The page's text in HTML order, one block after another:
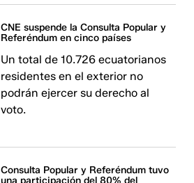
CNE suspende la Consulta Popular y
Referéndum en cinco países
Un total de 10.726 ecuatorianos
residentes en el exterior no
podrán ejercer su derecho al
voto.
Consulta Popular y Referéndum tuvo
una participación del 80% del